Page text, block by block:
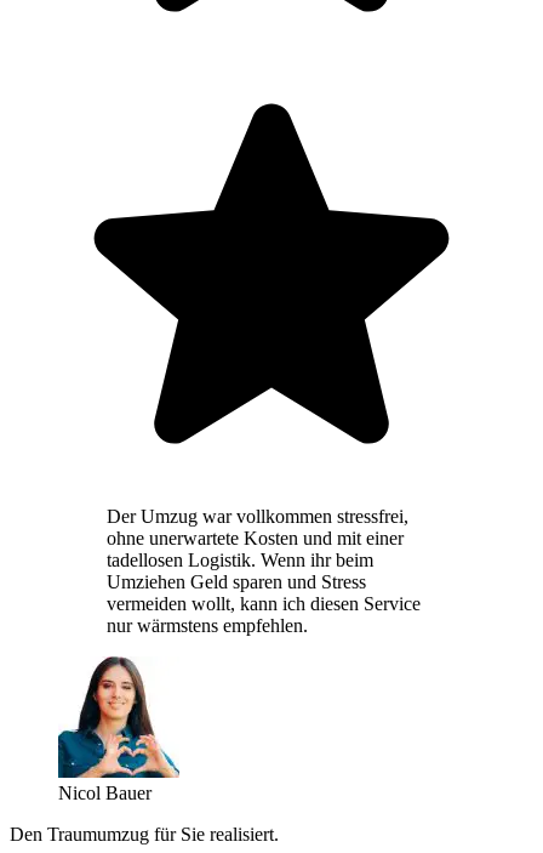
Der Umzug war vollkommen stressfrei,
ohne unerwartete Kosten und mit einer
tadellosen Logistik. Wenn ihr beim
Umziehen Geld sparen und Stress
vermeiden wollt, kann ich diesen Service
nur wärmstens empfehlen.
Nicol Bauer
Den Traumumzug für Sie realisiert.